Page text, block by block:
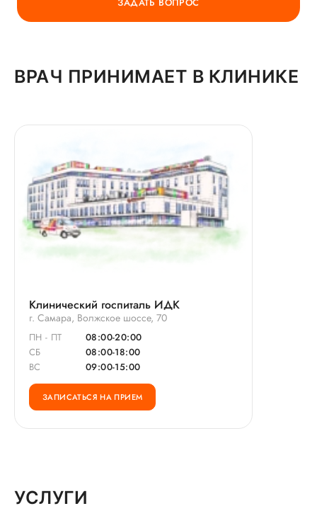
ВРАЧ ПРИНИМАЕТ В КЛИНИКЕ
Клинический госпиталь ИДК
г. Самара, Волжское шоссе, 70
ПН - ПТ
08:00-20:00
СБ
08:00-18:00
ВС
09:00-15:00
ЗАПИСАТЬСЯ НА ПРИЕМ
УСЛУГИ